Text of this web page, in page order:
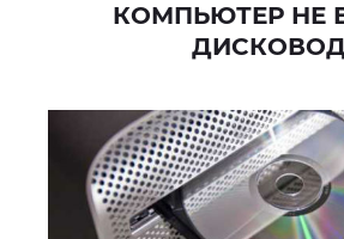
КОМПЬЮТЕР НЕ